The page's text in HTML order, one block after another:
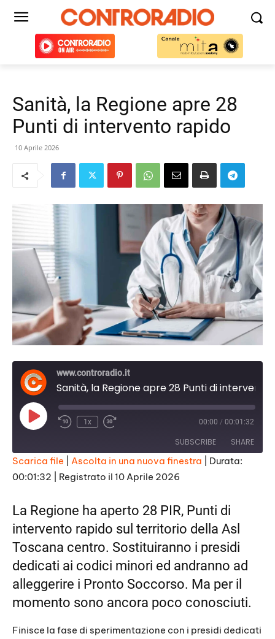
Sanità, la Regione apre 28
Punti di intervento rapido
10 Aprile 2026
www.controradio.it
Play
Episode
1x 00:00 / 00:01:32
SUBSCRIBE SHARE
SHARE
LINK
EMBED
Scarica file Ascolta in una nuova finestra
Durata:
00:01:32
Registrato il 10 Aprile 2026
La Regione ha aperto 28 PIR, Punti di
intervento rapido sul territorio della Asl
Toscana centro. Sostituiranno i presidi
dedicati ai codici minori ed andranno ad
alleggerire i Pronto Soccorso. Ma per il
momento sono ancora poco conosciuti.
Finisce la fase di sperimentazione con i presidi dedicati